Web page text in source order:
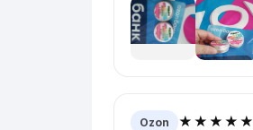
Ozon ★★★★★